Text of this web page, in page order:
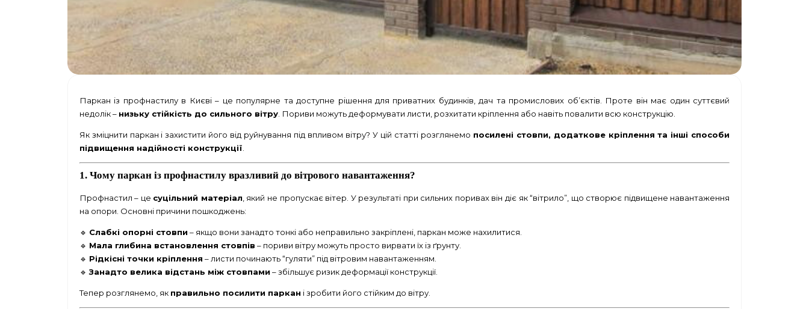
Паркан із профнастилу в Києві– це популярне та доступне рішення для приватних будинків, дач та промислових об’єктів. Проте він має один суттєвий
недолік – низьку стійкість до сильного вітру. Пориви можуть деформувати листи, розхитати кріплення або навіть повалити всю конструкцію.
Як зміцнити паркан і захистити його від руйнування під впливом вітру? У цій статті розглянемо посилені стовпи, додаткове кріплення та інші способи
підвищення надійності конструкції.
1. Чому паркан із профнастилу вразливий до вітрового навантаження?
Профнастил – це суцільний матеріал , який не пропускає вітер. У результаті при сильних поривах він діє як “вітрило”, що створює підвищене навантаження
на опори. Основні причини пошкоджень:
🔹 Слабкі опорні стовпи – якщо вони занадто тонкі або неправильно закріплені, паркан може нахилитися.
🔹 Мала глибина встановлення стовпів – пориви вітру можуть просто вирвати їх із ґрунту.
🔹 Рідкісні точки кріплення – листи починають “гуляти” під вітровим навантаженням.
🔹Занадто велика відстань між стовпами – збільшує ризик деформації конструкції.
Тепер розглянемо, як правильно посилити паркан і зробити його стійким до вітру.